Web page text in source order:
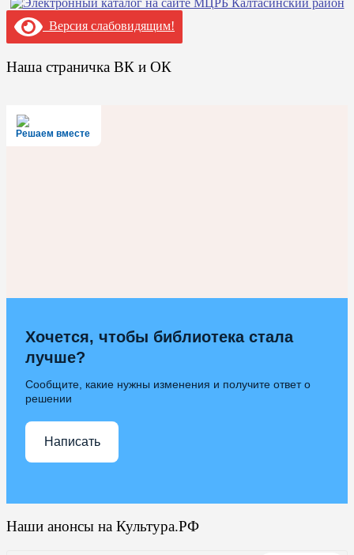
Версия слабовидящим!
Наша страничка ВК и ОК
Решаем вместе
Хочется, чтобы библиотека стала
лучше?
Сообщите, какие нужны изменения и получите ответ о
решении
Написать
Наши анонсы на Культура.РФ